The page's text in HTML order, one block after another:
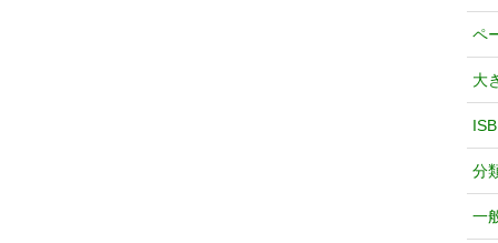
ペ
大
分
一